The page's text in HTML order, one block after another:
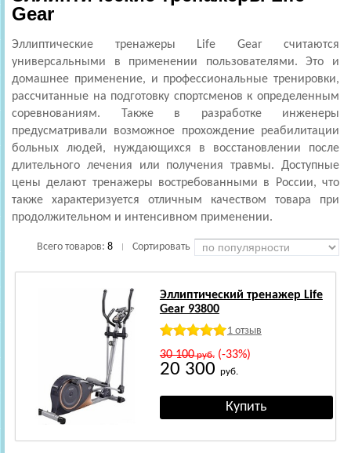
Gear
Эллиптические тренажеры Life Gear считаются
универсальными в применении пользователями. Это и
домашнее применение, и профессиональные тренировки,
рассчитанные на подготовку спортсменов к определенным
соревнованиям. Также в разработке инженеры
предусматривали возможное прохождение реабилитации
больных людей, нуждающихся в восстановлении после
длительного лечения или получения травмы. Доступные
цены делают тренажеры востребованными в России, что
также характеризуется отличным качеством товара при
продолжительном и интенсивном применении.
Всего товаров: 8 Сортировать
Эллиптический тренажер Life
Gear 93800
1 отзыв
30 100руб.(-33%)
20 300 руб.